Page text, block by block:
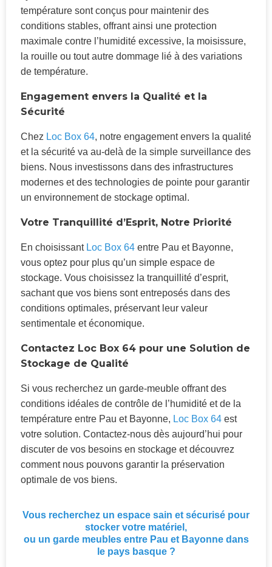
température sont conçus pour maintenir des
conditions stables, offrant ainsi une protection
maximale contre l’humidité excessive, la moisissure,
la rouille ou tout autre dommage lié à des variations
de température.
Engagement envers la Qualité et la
Sécurité
Chez Loc Box 64, notre engagement envers la qualité
et la sécurité va au-delà de la simple surveillance des
biens. Nous investissons dans des infrastructures
modernes et des technologies de pointe pour garantir
un environnement de stockage optimal.
Votre Tranquillité d’Esprit, Notre Priorité
En choisissant Loc Box 64 entre Pau et Bayonne,
vous optez pour plus qu’un simple espace de
stockage. Vous choisissez la tranquillité d’esprit,
sachant que vos biens sont entreposés dans des
conditions optimales, préservant leur valeur
sentimentale et économique.
Contactez Loc Box 64 pour une Solution de
Stockage de Qualité
Si vous recherchez un garde-meuble offrant des
conditions idéales de contrôle de l’humidité et de la
température entre Pau et Bayonne, Loc Box 64 est
votre solution. Contactez-nous dès aujourd’hui pour
discuter de vos besoins en stockage et découvrez
comment nous pouvons garantir la préservation
optimale de vos biens.
Vous recherchez un espace sain et sécurisé pour
stocker votre matériel,
ou un garde meubles entre Pau et Bayonne dans
le pays basque ?